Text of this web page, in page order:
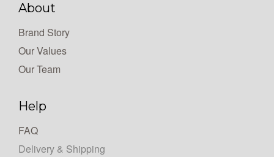
About
Brand Story
Our Values
Our Team
Help
FAQ
Delivery & Shipping